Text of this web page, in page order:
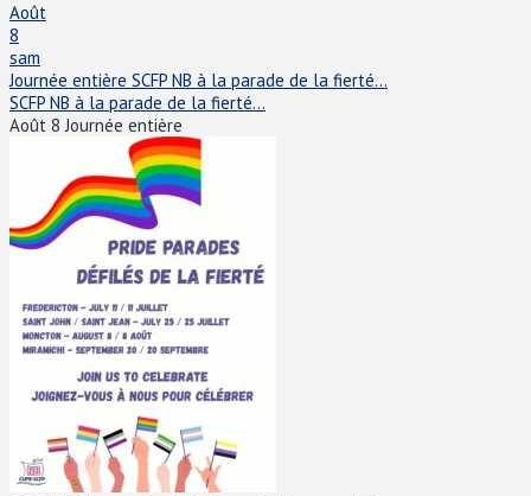
Août
8
sam
Journée entière SCFP NB à la parade de la fierté...
SCFP NB à la parade de la fierté...
Août 8Journée entière